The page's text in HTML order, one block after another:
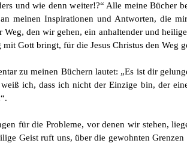
und wie denn weiter!?“ Alle meine Bücher
meinen Inspirationen und Antworten, die
Weg, den wir gehen, ein anhaltender und
mit Gott bringt, für die Jesus Christus den Weg
zu meinen Büchern lautet: „Es ist dir
ich, dass ich nicht der Einzige bin, der
für die Probleme, vor denen wir stehen,
Geist ruft uns, über die gewohnten